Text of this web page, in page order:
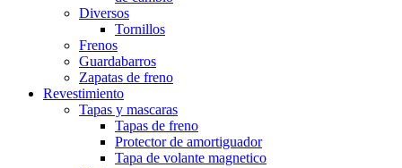
Diversos
Tornillos
Frenos
Guardabarros
Zapatas de freno
Revestimiento
Tapas y mascaras
Tapas de freno
Protector de amortiguador
Tapa de volante magnetico